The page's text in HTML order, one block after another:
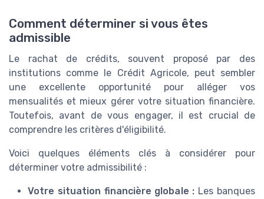
Comment déterminer si vous êtes
admissible
Le rachat de crédits, souvent proposé par des
institutions comme le Crédit Agricole, peut sembler
une excellente opportunité pour alléger vos
mensualités et mieux gérer votre situation financière.
Toutefois, avant de vous engager, il est crucial de
comprendre les critères d'éligibilité.
Voici quelques éléments clés à considérer pour
déterminer votre admissibilité :
Votre situation financière globale : Les banques